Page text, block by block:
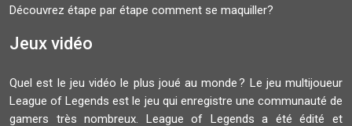
Découvrez étape par étape comment se maquiller?
Jeux vidéo
Quel est le jeu vidéo le plus joué au monde ? Le jeu multijoueur
League of Legends est le jeu qui enregistre une communauté de
gamers très nombreux. League of Legends a été édité et